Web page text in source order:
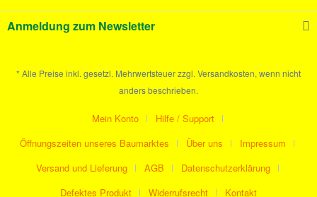
Anmeldung zum Newsletter
* Alle Preise inkl. gesetzl. Mehrwertsteuer zzgl. Versandkosten, wenn nicht
anders beschrieben.
Mein Konto
Hilfe / Support
Öffnungszeiten unseres Baumarktes
Über uns
Impressum
Versand und Lieferung
AGB
Datenschutzerklärung
Defektes Produkt
Widerrufsrecht Kontakt